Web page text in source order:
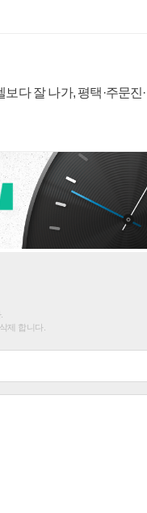
다 잘 나가, 평택·주문진·
제 합니다.